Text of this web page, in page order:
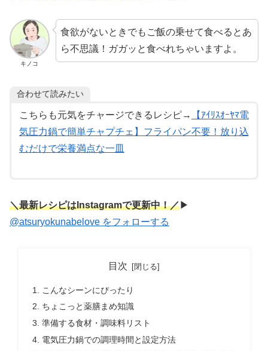
キノコ
食欲がないときでもご飯の乗せて食べるとあ
ら不思議！ガガッと食べれちゃいますよ。
合わせて読みたい
こちらも元気をチャージできるレシピ→
【ｱｲﾘｽｵｰﾔﾏ電
気圧力鍋で簡単チャプチェ】フライパン不要！放り込
むだけで栄養満点な一皿
＼最新レシピはInstagramで更新中！／▶︎
@atsuryokunabelove をフォローする
目次
こんなシーンにぴったり
ちょこっと薬膳まめ知識
準備する食材・調味料リスト
電気圧力鍋での調理時間と設定方法